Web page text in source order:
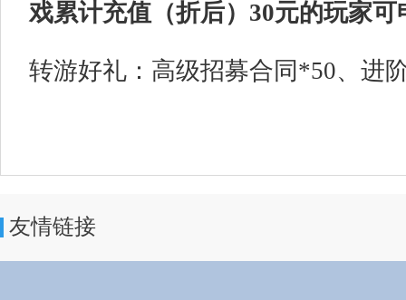
戏累计充值（折后）30元的玩家
转游好礼：高级招募合同*50、进
友情链接